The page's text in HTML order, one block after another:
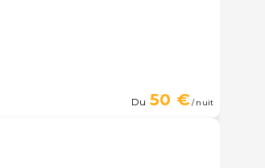
Du 50 €/ nuit